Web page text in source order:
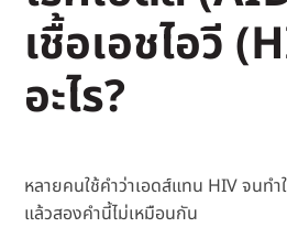
เชื้อเอชไอวี
อะไร?
หลายคนใช้คำว่าเอดส์แทน HIV จนทำ
แล้วสองคำนี้ไม่เหมือนกัน